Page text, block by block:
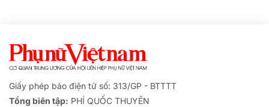
Giấy phép báo điện tử số: 313/GP - BTTTT
Tổng biên tập: PHÍ QUỐC THUYÊN